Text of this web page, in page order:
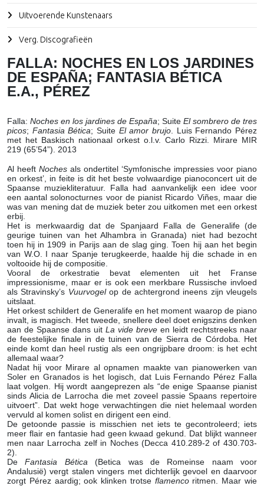
Uitvoerende Kunstenaars
Verg. Discografieën
FALLA: NOCHES EN LOS JARDINES
DE ESPAÑA; FANTASIA BÉTICA
E.A., PÉREZ
Falla: Noches en los jardines de España; Suite El sombrero de tres
picos; Fantasia Bética; Suite El amor brujo . Luis Fernando Pérez
met het Baskisch nationaal orkest o.l.v. Carlo Rizzi. Mirare MIR
219 (65’54”). 2013
Al heeft Noches als ondertitel ‘Symfonische impressies voor piano
en orkest’, in feite is dit het beste volwaardige pianoconcert uit de
Spaanse muziekliteratuur. Falla had aanvankelijk een idee voor
een aantal solonocturnes voor de pianist Ricardo Viñes, maar die
was van mening dat de muziek beter zou uitkomen met een orkest
erbij.
Het is merkwaardig dat de Spanjaard Falla de Generalife (de
geurige tuinen van het Alhambra in Granada) niet had bezocht
toen hij in 1909 in Parijs aan de slag ging. Toen hij aan het begin
van W.O. I naar Spanje terugkeerde, haalde hij die schade in en
voltooide hij de compositie.
Vooral de orkestratie bevat elementen uit het Franse
impressionisme, maar er is ook een merkbare Russische invloed
als Stravinsky’s Vuurvogelop de achtergrond ineens zijn vleugels
uitslaat.
Het orkest schildert de Generalife en het moment waarop de piano
invalt, is magisch. Het tweede, snellere deel doet enigszins denken
aan de Spaanse dans uit La vide breve en leidt rechtstreeks naar
de feestelijke finale in de tuinen van de Sierra de Córdoba. Het
einde komt dan heel rustig als een ongrijpbare droom: is het echt
allemaal waar?
Nadat hij voor Mirare al opnamen maakte van pianowerken van
Soler en Granados is het logisch, dat Luis Fernando Pérez Falla
laat volgen. Hij wordt aangeprezen als “de enige Spaanse pianist
sinds Alicia de Larrocha die met zoveel passie Spaans repertoire
uitvoert”. Dat wekt hoge verwachtingen die niet helemaal worden
vervuld al komen solist en dirigent een eind.
De getoonde passie is misschien net iets te gecontroleerd; iets
meer flair en fantasie had geen kwaad gekund. Dat blijkt wanneer
men naar Larrocha zelf in Noches (Decca 410.289-2 of 430.703-
2).
DeFantasia Bética(Betica was de Romeinse naam voor
Andalusië) vergt stalen vingers met dichterlijk gevoel en daarvoor
zorgt Pérez aardig; ook klinken trotse flamencoritmen. Maar wie